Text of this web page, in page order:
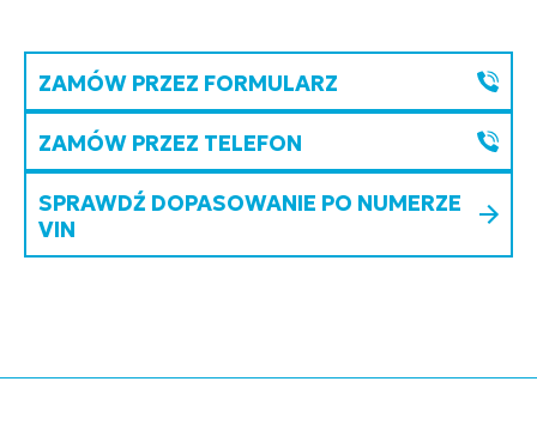
ZAMÓW PRZEZ FORMULARZ
ZAMÓW PRZEZ TELEFON
SPRAWDŹ DOPASOWANIE PO NUMERZE
VIN